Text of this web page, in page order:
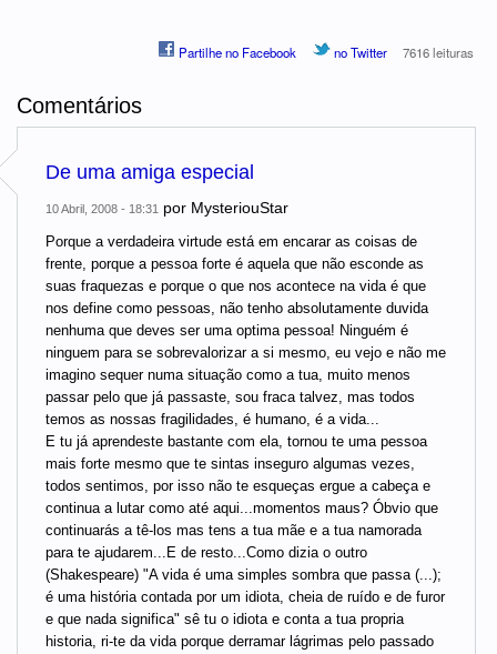
Partilhe no Facebook no Twitter 7616 leituras
Comentários
De uma amiga especial
10 Abril, 2008 - 18:31 por MysteriouStar
Porque a verdadeira virtude está em encarar as coisas de
frente, porque a pessoa forte é aquela que não esconde as
suas fraquezas e porque o que nos acontece na vida é que
nos define como pessoas, não tenho absolutamente duvida
nenhuma que deves ser uma optima pessoa! Ninguém é
ninguem para se sobrevalorizar a si mesmo, eu vejo e não me
imagino sequer numa situação como a tua, muito menos
passar pelo que já passaste, sou fraca talvez, mas todos
temos as nossas fragilidades, é humano, é a vida...
E tu já aprendeste bastante com ela, tornou te uma pessoa
mais forte mesmo que te sintas inseguro algumas vezes,
todos sentimos, por isso não te esqueças ergue a cabeça e
continua a lutar como até aqui...momentos maus? Óbvio que
continuarás a tê-los mas tens a tua mãe e a tua namorada
para te ajudarem...E de resto...Como dizia o outro
(Shakespeare) "A vida é uma simples sombra que passa (...);
é uma história contada por um idiota, cheia de ruído e de furor
e que nada significa" sê tu o idiota e conta a tua propria
historia, ri-te da vida porque derramar lágrimas pelo passado